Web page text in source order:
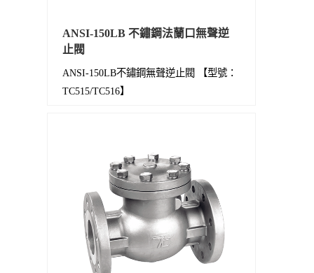
ANSI-150LB 不鏽鋼法蘭口無聲逆
止閥
ANSI-150LB不鏽鋼無聲逆止閥 【型號：
TC515/TC516】